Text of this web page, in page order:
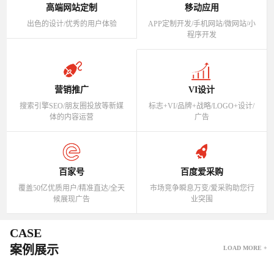
高端网站定制
出色的设计/优秀的用户体验
移动应用
APP定制开发/手机网站/微网站/小
程序开发
营销推广
搜索引擎SEO/朋友圈投放等新媒
体的内容运营
VI设计
标志+VI/品牌+战略/LOGO+设计/
广告
百家号
覆盖50亿优质用户/精准直达/全天
候展现广告
百度爱采购
市场竞争瞬息万变/爱采购助您行
业突围
CASE
案例展示
LOAD MORE +